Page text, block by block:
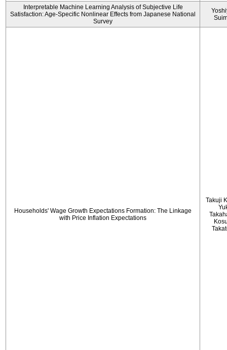
Interpretable Machine Learning Analysis of Subjective Life
Satisfaction: Age-Specific Nonlinear Effects from Japanese National
Survey
Households' Wage Growth Expectations Formation: The Linkage
with Price Inflation Expectations
Takuji